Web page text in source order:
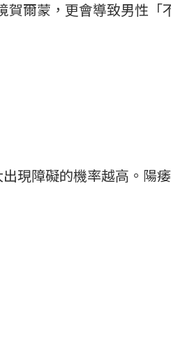
爾蒙，更會導致男性
現障礙的機率越高。陽